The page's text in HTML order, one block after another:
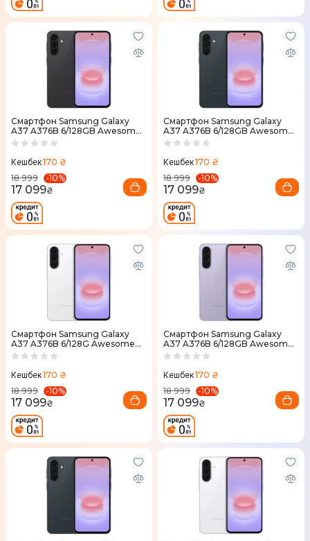
Смартфон Samsung Galaxy
A37 A376B 6/128GB Awesome
Chari (SM-A376BZABEUC)
Кешбек170 ₴
18 999
-10%
17 099₴
Смартфон Samsung Galaxy
A37 A376B 6/128GB Awesome
Graygreen (SM-A376BDGBEUC)
Кешбек170 ₴
18 999
-10%
17 099₴
Смартфон Samsung Galaxy
A37 A376B 6/128G Awesome
White (SM-A376BZWBEUC)
Кешбек170 ₴
18 999
-10%
17 099₴
Смартфон Samsung Galaxy
A37 A376B 6/128GB Awesome
Lavender (SM-A376BLVBEUC)
Кешбек170 ₴
18 999
-10%
17 099₴